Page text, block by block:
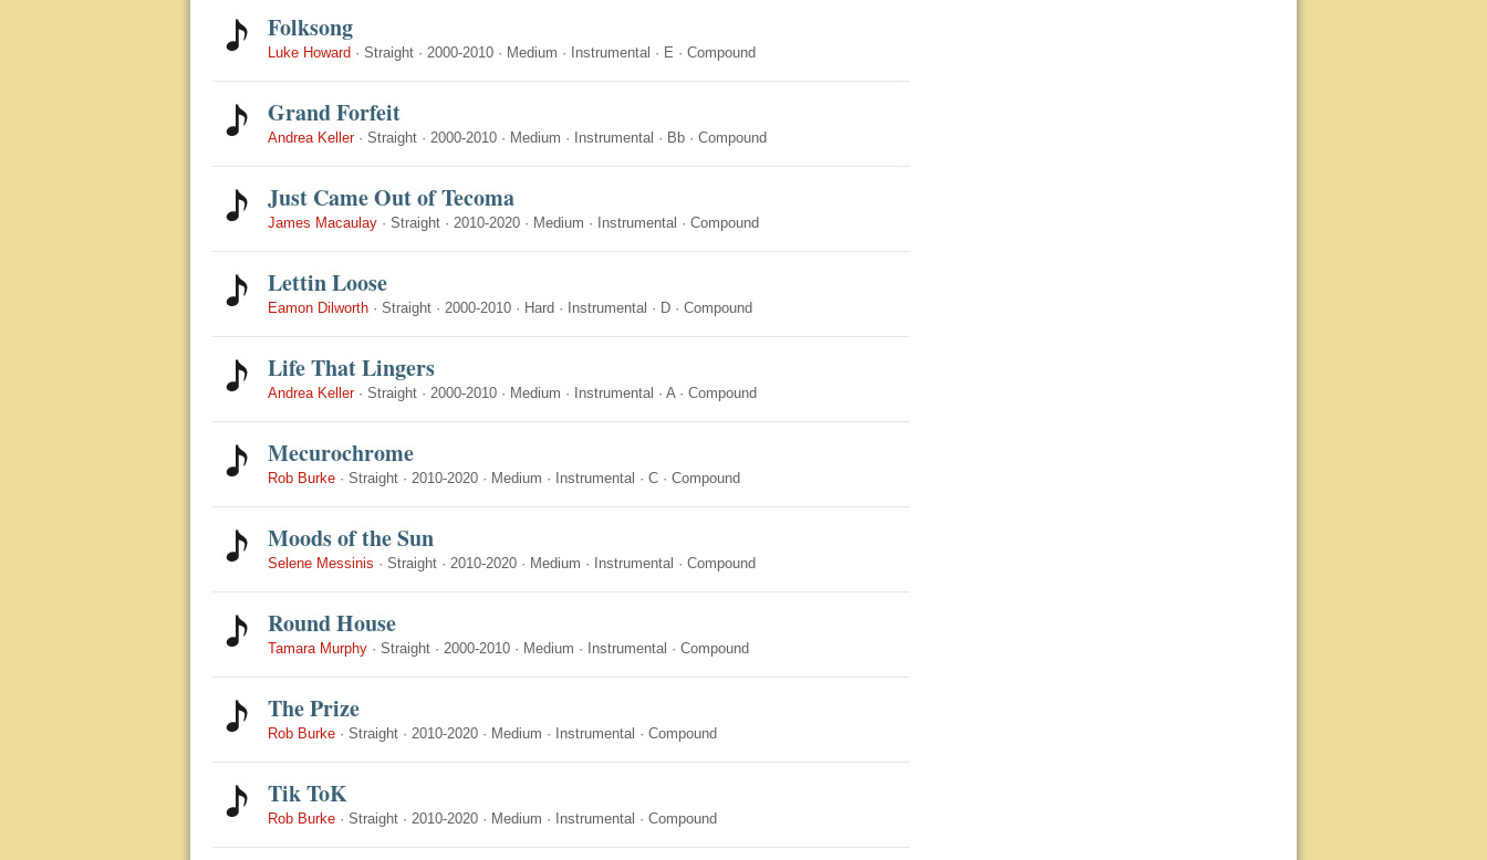
Folksong
Luke Howard · Straight · 2000-2010 · Medium · Instrumental · E · Compound
Grand Forfeit
Andrea Keller· Straight · 2000-2010 · Medium · Instrumental · Bb · Compound
Just Came Out of Tecoma
James Macaulay · Straight · 2010-2020 · Medium · Instrumental · Compound
Lettin Loose
Eamon Dilworth · Straight · 2000-2010 · Hard · Instrumental · D · Compound
Life That Lingers
Andrea Keller· Straight · 2000-2010 · Medium · Instrumental · A· Compound
Mecurochrome
Rob Burke · Straight · 2010-2020 · Medium · Instrumental · C · Compound
Moods of the Sun
Selene Messinis · Straight · 2010-2020 · Medium · Instrumental · Compound
Round House
Tamara Murphy · Straight · 2000-2010 · Medium · Instrumental · Compound
The Prize
Rob Burke · Straight · 2010-2020 · Medium · Instrumental · Compound
Tik ToK
Rob Burke · Straight · 2010-2020 · Medium · Instrumental · Compound